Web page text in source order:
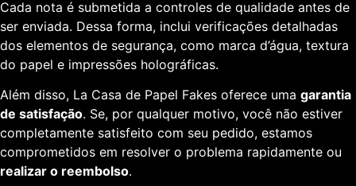
Cada nota é submetida a controles de qualidade antes de
ser enviada. Dessa forma, inclui verificações detalhadas
dos elementos de segurança, como marca d’água, textura
do papel e impressões holográficas.
Além disso, La Casa de Papel Fakes oferece uma garantia
de satisfação. Se, por qualquer motivo, você não estiver
completamente satisfeito com seu pedido, estamos
comprometidos em resolver o problema rapidamente ou
realizar o reembolso.